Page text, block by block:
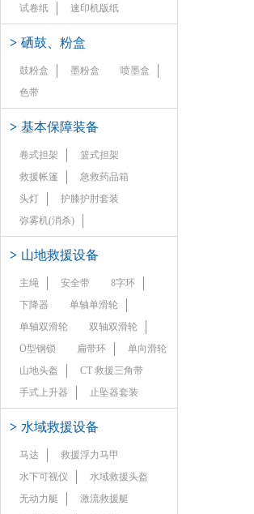
试卷纸 速印机版纸
> 硒鼓、粉盒
鼓粉盒 墨粉盒
喷墨盒
色带
> 基本保障装备
卷式担架
篮式担架
救援帐篷
急救药品箱
头灯
护膝护肘套装
弥雾机(消杀)
> 山地救援设备
主绳 安全带
8字环
下降器
单轴单滑轮
单轴双滑轮
双轴双滑轮
O型钢锁
扁带环
单向滑轮
山地头盔
CT 救援三角带
手式上升器
止坠器套装
> 水域救援设备
马达
救援浮力马甲
水下可视仪
水域救援头盔
无动力艇
激流救援艇